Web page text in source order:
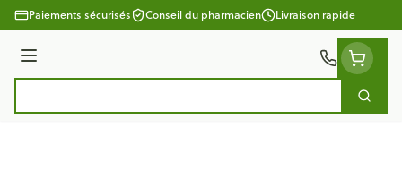
Aller au contenu
Paiements sécurisés Conseil du pharmacien Livraison rapide
Menu